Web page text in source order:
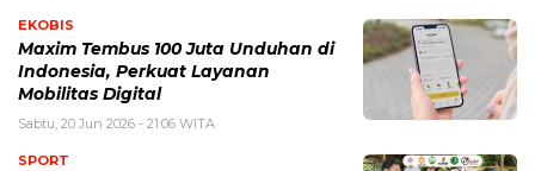
EKOBIS
Maxim Tembus 100 Juta Unduhan di
Indonesia, Perkuat Layanan
Mobilitas Digital
Sabtu, 20 Jun 2026 - 21:06 WITA
SPORT